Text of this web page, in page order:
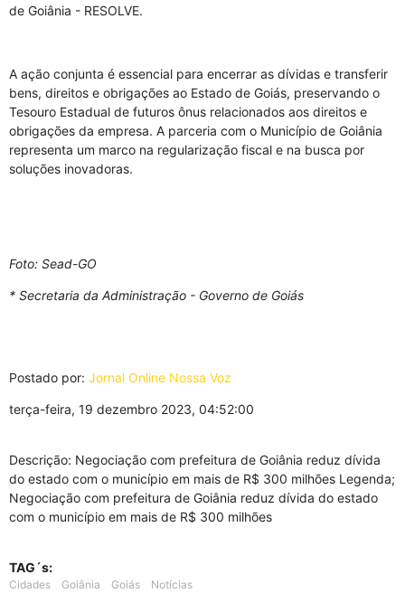
de Goiânia - RESOLVE.
A ação conjunta é essencial para encerrar as dívidas e transferir
bens, direitos e obrigações ao Estado de Goiás, preservando o
Tesouro Estadual de futuros ônus relacionados aos direitos e
obrigações da empresa. A parceria com o Município de Goiânia
representa um marco na regularização fiscal e na busca por
soluções inovadoras.
Foto: Sead-GO
* Secretaria da Administração - Governo de Goiás
Postado por: Jornal Online Nossa Voz
terça-feira, 19 dezembro 2023, 04:52:00
Descrição: Negociação com prefeitura de Goiânia reduz dívida
do estado com o município em mais de R$ 300 milhões Legenda;
Negociação com prefeitura de Goiânia reduz dívida do estado
com o município em mais de R$ 300 milhões
TAG´s:
Cidades Goiânia Goiás Notícias